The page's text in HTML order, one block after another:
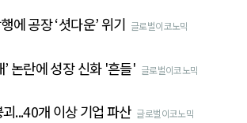
에 공장 ‘셧다운’ 위기 글로벌이코노믹
논란에 성장 신화 '흔들' 글로벌이코노믹
...40개 이상 기업 파산 글로벌이코노믹